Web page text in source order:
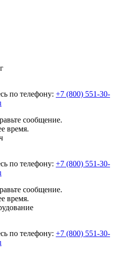
по телефону: +7 (800) 551-30-
сообщение.
время.
по телефону: +7 (800) 551-30-
сообщение.
время.
по телефону: +7 (800) 551-30-